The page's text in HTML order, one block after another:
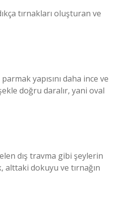
tırnakları oluşturan ve
yapısını daha ince ve
doğru daralır, yani oval
dış travma gibi şeylerin
alttaki dokuyu ve tırnağın